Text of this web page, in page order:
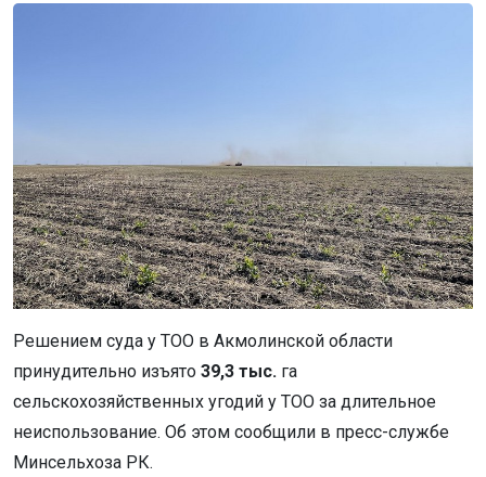
Решением суда у ТОО в Акмолинской области
принудительно изъято 39,3 тыс. га
сельскохозяйственных угодий у ТОО за длительное
неиспользование. Об этом сообщили в пресс-службе
Минсельхоза РК.